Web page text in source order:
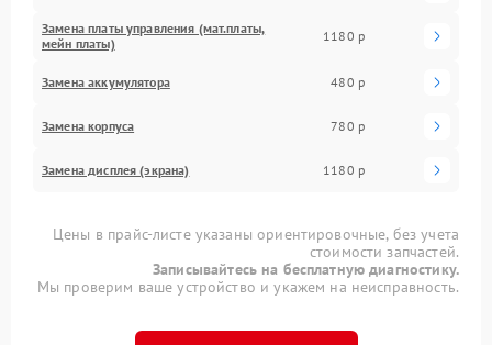
Замена платы управления (мат.платы,
мейн платы)
1180 р
Замена аккумулятора 480 р
Замена корпуса 780 р
Замена дисплея (экрана) 1180 р
Цены в прайс-листе указаны ориентировочные, без учета
стоимости запчастей.
Записывайтесь на бесплатную диагностику.
Мы проверим ваше устройство и укажем на неисправность.